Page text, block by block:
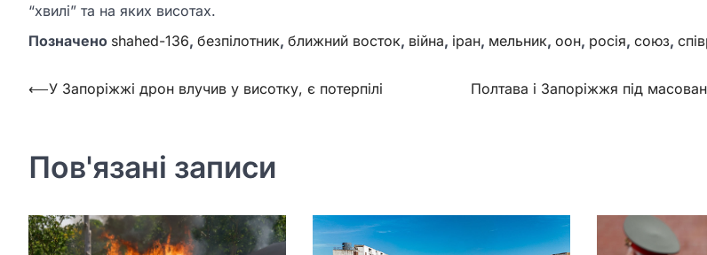
“хвилі” та на яких висотах.
Позначено shahed-136, безпілотник, ближний восток, війна, іран, мельник, оон, росія, союз,
Навігація
⟵У Запоріжжі дрон влучив у висотку, є потерпілі
Полтава і Запоріжжя під
Пов'язані записи